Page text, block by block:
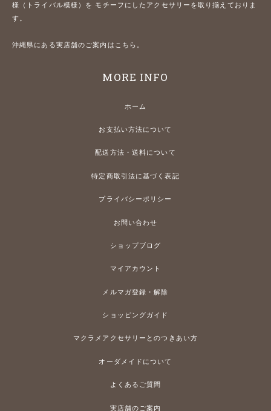
様（トライバル模様）を モチーフにしたアクセサリーを取り揃えておりま
す。
沖縄県にある実店舗のご案内はこちら。
MORE INFO
ホーム
お支払い方法について
配送方法・送料について
特定商取引法に基づく表記
プライバシーポリシー
お問い合わせ
ショップブログ
マイアカウント
メルマガ登録・解除
ショッピングガイド
マクラメアクセサリーとのつきあい方
オーダメイドについて
よくあるご質問
実店舗のご案内